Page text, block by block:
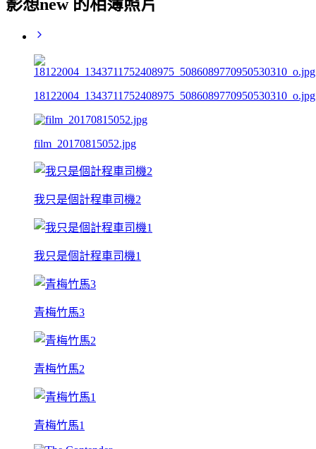
影想new 的相簿照片
18122004_1343711752408975_5086089770950530310_o.jpg
film_20170815052.jpg
我只是個計程車司機2
我只是個計程車司機1
青梅竹馬3
青梅竹馬2
青梅竹馬1